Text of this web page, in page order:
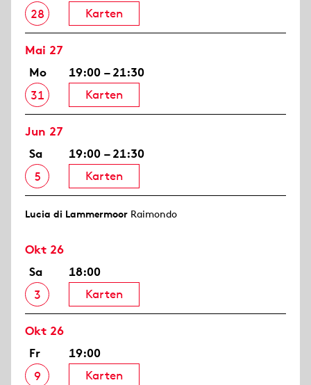
28
Karten
Mai 27
Mo
31
19:00 – 21:30
Karten
Jun 27
Sa
5
19:00 – 21:30
Karten
Lucia di Lammermoor Raimondo
Okt 26
Sa
3
18:00
Karten
Okt 26
Fr
9
19:00
Karten